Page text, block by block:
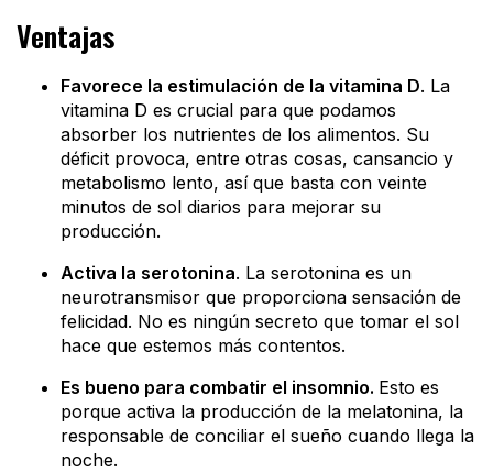
Ventajas
Favorece la estimulación de la vitamina D. La
vitamina D es crucial para que podamos
absorber los nutrientes de los alimentos. Su
déficit provoca, entre otras cosas, cansancio y
metabolismo lento, así que basta con veinte
minutos de sol diarios para mejorar su
producción.
Activa la serotonina. La serotonina es un
neurotransmisor que proporciona sensación de
felicidad. No es ningún secreto que tomar el sol
hace que estemos más contentos.
Es bueno para combatir el insomnio. Esto es
porque activa la producción de la melatonina, la
responsable de conciliar el sueño cuando llega la
noche.